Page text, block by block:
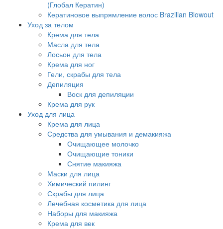
(Глобал Кератин)
Кератиновое выпрямление волос Brazilian Blowout
Уход за телом
Крема для тела
Масла для тела
Лосьон для тела
Крема для ног
Гели, скрабы для тела
Депиляция
Воск для депиляции
Крема для рук
Уход для лица
Крема для лица
Средства для умывания и демакияжа
Очищающее молочко
Очищающие тоники
Снятие макияжа
Маски для лица
Химический пилинг
Скрабы для лица
Лечебная косметика для лица
Наборы для макияжа
Крема для век